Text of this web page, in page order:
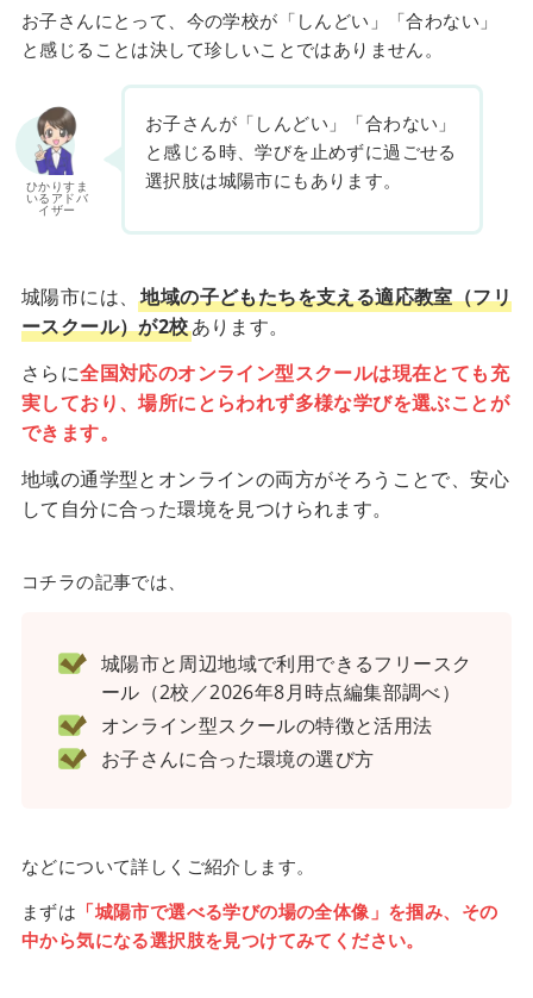
お子さんにとって、今の学校が「しんどい」「合わない」
と感じることは決して珍しいことではありません。
ひかりすま
いるアドバ
イザー
お子さんが「しんどい」「合わない」
と感じる時、学びを止めずに過ごせる
選択肢は城陽市にもあります。
城陽市には、地域の子どもたちを支える適応教室（フリ
ースクール）が2校あります。
さらに全国対応のオンライン型スクールは現在とても充
実しており、場所にとらわれず多様な学びを選ぶことが
できます。
地域の通学型とオンラインの両方がそろうことで、安心
して自分に合った環境を見つけられます。
コチラの記事では、
城陽市と周辺地域で利用できるフリースク
ール（2校／2026年8月時点編集部調べ）
オンライン型スクールの特徴と活用法
お子さんに合った環境の選び方
などについて詳しくご紹介します。
まずは 「城陽市で選べる学びの場の全体像」を掴み、その
中から気になる選択肢を見つけてみてください。